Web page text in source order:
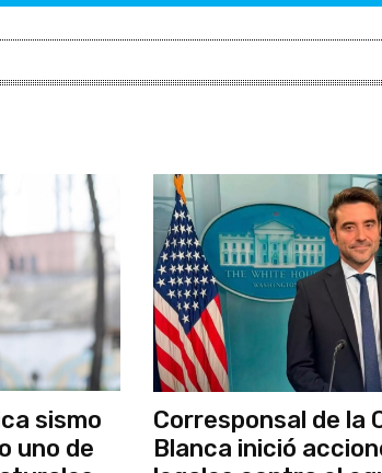
sismo
uno de
Corresponsal de la
Blanca inició